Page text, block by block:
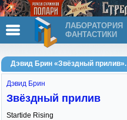
ЛАБОРАТОРИЯ
ФАНТАСТИКИ
Дэвид Брин «Звёздный
Дэвид Брин
Звёздный прилив
Startide Rising